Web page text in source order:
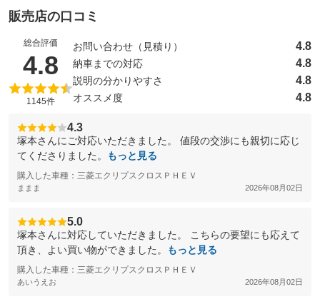
販売店の口コミ
総合評価
4.8 （5点満点中）
1145件
お問い合わせ（見積り） 4.8
納車までの対応 4.8
説明の分かりやすさ 4.8
オススメ度 4.8
4.3
塚本さんにご対応いただきました。 値段の交渉にも親切に応じ
てくださりました。
もっと見る
購入した車種：三菱エクリプスクロスＰＨＥＶ
ままま 2026年08月02日
5.0
塚本さんに対応していただきました。 こちらの要望にも応えて
頂き、よい買い物ができました。
もっと見る
購入した車種：三菱エクリプスクロスＰＨＥＶ
あいうえお 2026年08月02日